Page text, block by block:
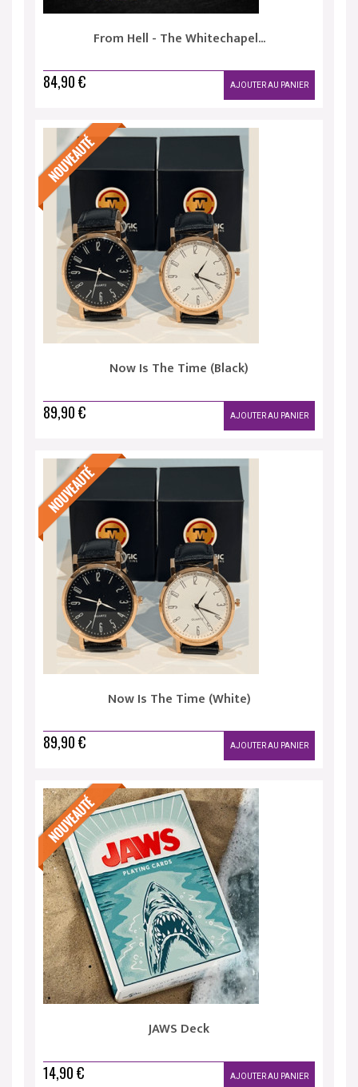
From Hell - The Whitechapel...
84,90 € AJOUTER AU PANIER
Now Is The Time (Black)
89,90 € AJOUTER AU PANIER
Now Is The Time (White)
89,90 € AJOUTER AU PANIER
JAWS Deck
14,90 € AJOUTER AU PANIER